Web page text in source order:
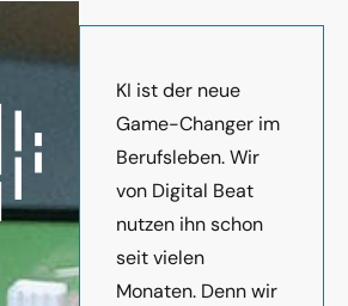
KI ist der neue
Game-Changer im
Berufsleben. Wir
von Digital Beat
nutzen ihn schon
seit vielen
Monaten. Denn wir